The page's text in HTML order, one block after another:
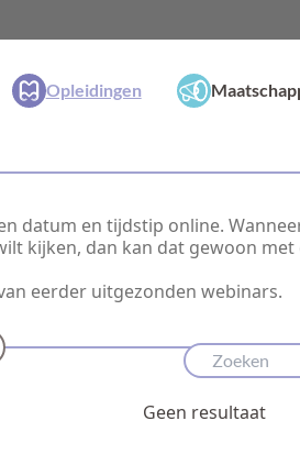
Opleidingen
datum en tijdstip online.
kijken, dan kan dat gewoon met
eerder uitgezonden webinars.
Geen resultaat